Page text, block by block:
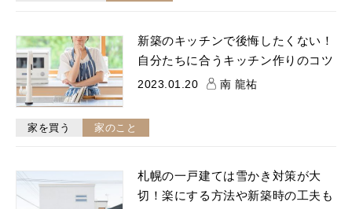
家を買う 家のこと
新築のキッチンで後悔したくない！
自分たちに合うキッチン作りのコツ
2023.01.20 南 龍祐
札幌の一戸建ては雪かき対策が大
切！楽にする方法や新築時の工夫も